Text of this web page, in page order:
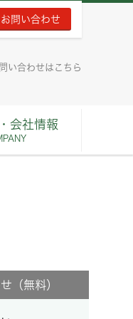
問い合わせ
い合わせはこちら
会社情報
（無料）